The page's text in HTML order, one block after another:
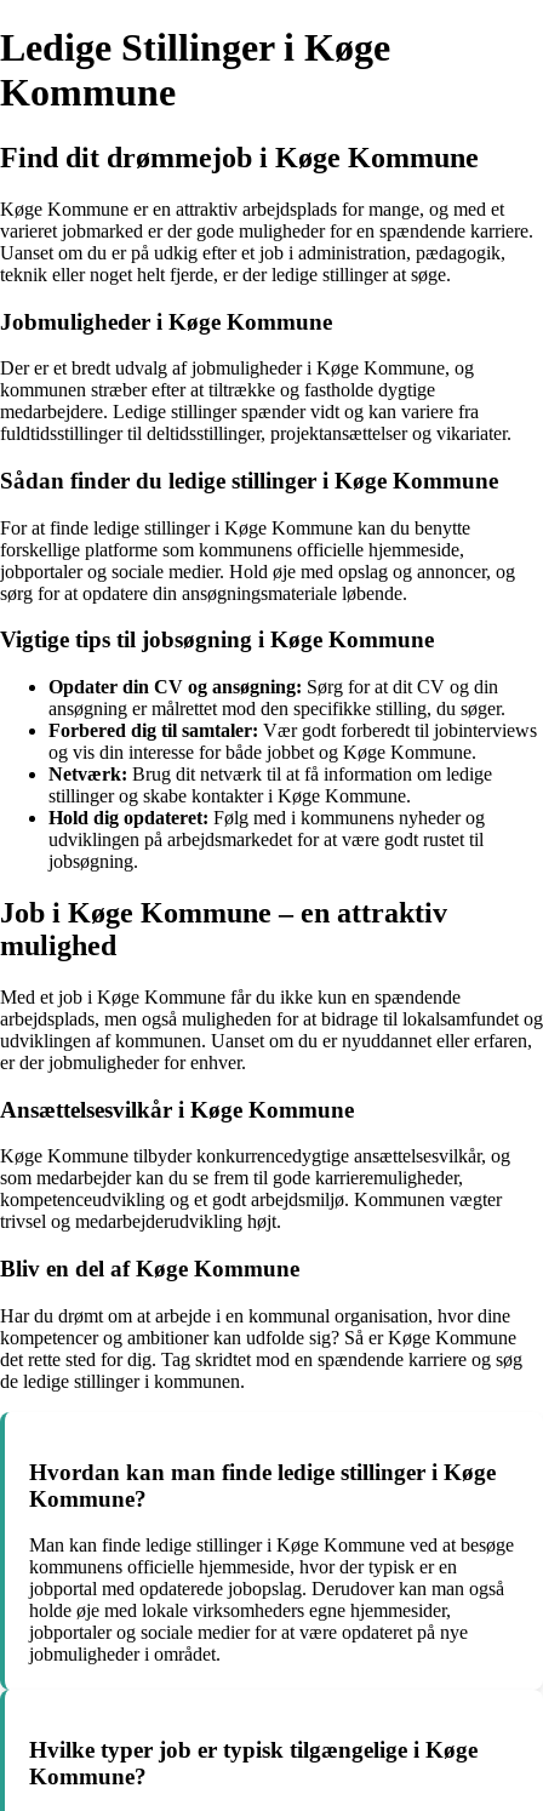
Ledige Stillinger i Køge
Kommune
Find dit drømmejob i Køge Kommune
Køge Kommune er en attraktiv arbejdsplads for mange, og med et
varieret jobmarked er der gode muligheder for en spændende karriere.
Uanset om du er på udkig efter et job i administration, pædagogik,
teknik eller noget helt fjerde, er der ledige stillinger at søge.
Jobmuligheder i Køge Kommune
Der er et bredt udvalg af jobmuligheder i Køge Kommune, og
kommunen stræber efter at tiltrække og fastholde dygtige
medarbejdere. Ledige stillinger spænder vidt og kan variere fra
fuldtidsstillinger til deltidsstillinger, projektansættelser og vikariater.
Sådan finder du ledige stillinger i Køge Kommune
For at finde ledige stillinger i Køge Kommune kan du benytte
forskellige platforme som kommunens officielle hjemmeside,
jobportaler og sociale medier. Hold øje med opslag og annoncer, og
sørg for at opdatere din ansøgningsmateriale løbende.
Vigtige tips til jobsøgning i Køge Kommune
Opdater din CV og ansøgning: Sørg for at dit CV og din
ansøgning er målrettet mod den specifikke stilling, du søger.
Forbered dig til samtaler: Vær godt forberedt til jobinterviews
og vis din interesse for både jobbet og Køge Kommune.
Netværk: Brug dit netværk til at få information om ledige
stillinger og skabe kontakter i Køge Kommune.
Hold dig opdateret: Følg med i kommunens nyheder og
udviklingen på arbejdsmarkedet for at være godt rustet til
jobsøgning.
Job i Køge Kommune – en attraktiv
mulighed
Med et job i Køge Kommune får du ikke kun en spændende
arbejdsplads, men også muligheden for at bidrage til lokalsamfundet og
udviklingen af kommunen. Uanset om du er nyuddannet eller erfaren,
er der jobmuligheder for enhver.
Ansættelsesvilkår i Køge Kommune
Køge Kommune tilbyder konkurrencedygtige ansættelsesvilkår, og
som medarbejder kan du se frem til gode karrieremuligheder,
kompetenceudvikling og et godt arbejdsmiljø. Kommunen vægter
trivsel og medarbejderudvikling højt.
Bliv en del af Køge Kommune
Har du drømt om at arbejde i en kommunal organisation, hvor dine
kompetencer og ambitioner kan udfolde sig? Så er Køge Kommune
det rette sted for dig. Tag skridtet mod en spændende karriere og søg
de ledige stillinger i kommunen.
Hvordan kan man finde ledige stillinger i Køge
Kommune?
Man kan finde ledige stillinger i Køge Kommune ved at besøge
kommunens officielle hjemmeside, hvor der typisk er en
jobportal med opdaterede jobopslag. Derudover kan man også
holde øje med lokale virksomheders egne hjemmesider,
jobportaler og sociale medier for at være opdateret på nye
jobmuligheder i området.
Hvilke typer job er typisk tilgængelige i Køge
Kommune?